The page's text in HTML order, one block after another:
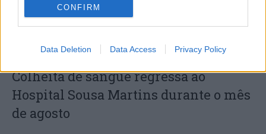
CONFIRM
Data Deletion Data Access Privacy Policy
Colheita de sangue regressa ao
Hospital Sousa Martins durante o mês
de agosto